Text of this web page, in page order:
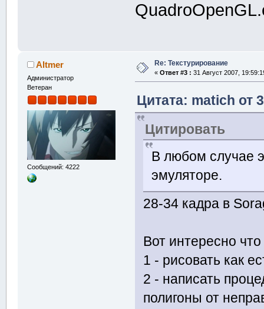
Altmer
Администратор
Ветеран
Сообщений: 4222
Re: Текстурирование
« Ответ #3 : 31 Август 2007,
Цитата: matich от
Цитировать
В любом случае
эмуляторе.
28-34 кадра в
Вот интересно
1 - рисовать как
2 - написать
полигоны от